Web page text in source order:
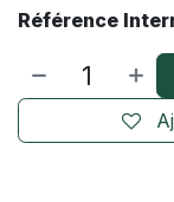
Référence